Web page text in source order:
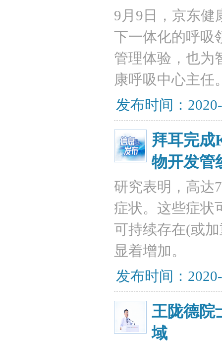
9月9日，京东健
下一体化的呼吸
管理体验，也为
康呼吸中心主任
发布时间：
拜耳完成
物开发管
研究表明，高达
症状。这些症状
可持续存在(或
显着增加。
发布时间：
王陇德院
域